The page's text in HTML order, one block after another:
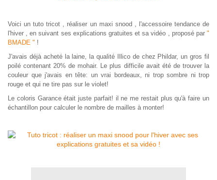
Voici un tuto tricot , réaliser un maxi snood , l'accessoire tendance de
l'hiver , en suivant ses explications gratuites et sa vidéo , proposé par "
BMADE " !
J'avais déjà acheté la laine, la qualité Illico de chez Phildar, un gros fil
poilé contenant 20% de mohair. Le plus difficile avait été de trouver la
couleur que j'avais en tête: un vrai bordeaux, ni trop sombre ni trop
rouge et qui ne tire pas sur le violet!
Le coloris Garance était juste parfait! il ne me restait plus qu'à faire un
échantillon pour calculer le nombre de mailles à monter!